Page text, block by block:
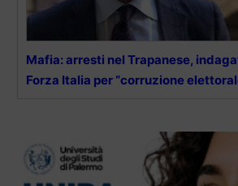
Mafia: arresti nel Trapanese,
Forza Italia per “corruzione